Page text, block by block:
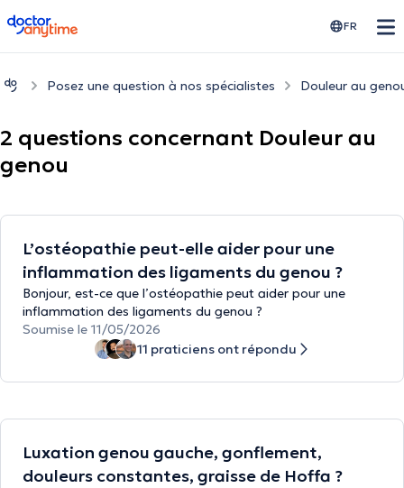
doctoranytime FR
Posez une question à nos spécialistes Douleur au
2 questions concernant Douleur au
genou
L’ostéopathie peut-elle aider pour une
inflammation des ligaments du genou ?
Bonjour, est-ce que l’ostéopathie peut aider pour une
inflammation des ligaments du genou ?
Soumise le 11/05/2026
11 praticiens ont répondu
Luxation genou gauche, gonflement,
douleurs constantes, graisse de Hoffa ?